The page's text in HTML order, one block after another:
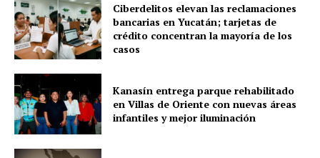
Ciberdelitos elevan las reclamaciones
bancarias en Yucatán; tarjetas de
crédito concentran la mayoría de los
casos
Kanasín entrega parque rehabilitado
en Villas de Oriente con nuevas áreas
infantiles y mejor iluminación